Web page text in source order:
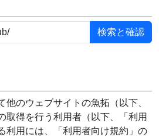
他のウェブサイトの魚拓（以下、
取得を行う利用者（以下、「利用
利用には、「利用者向け規約」の